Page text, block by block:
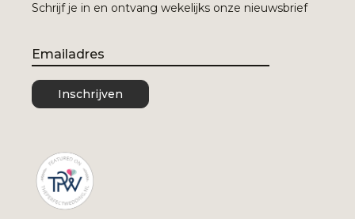
Schrijf je in en ontvang wekelijks onze nieuwsbrief
Email
Inschrijven